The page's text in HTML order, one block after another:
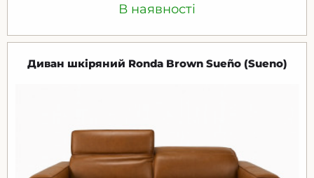
В наявності
Диван шкіряний Ronda Brown Sueño (Sueno)